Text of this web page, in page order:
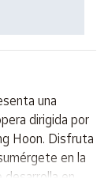
una
dirigida por
Hoon. Disfruta
en la
en